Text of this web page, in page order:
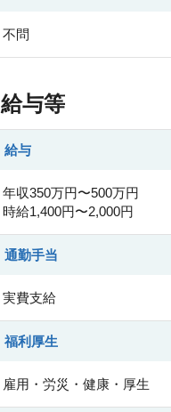
不問
給与等
給与
年収350万円〜500万円
時給1,400円〜2,000円
通勤手当
実費支給
福利厚生
雇用・労災・健康・厚生